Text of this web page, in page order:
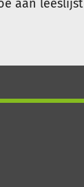
aan leeslijst